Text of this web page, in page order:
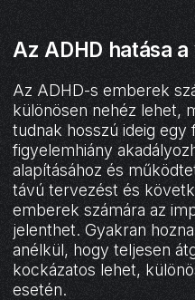
Az ADHD hatása
Az ADHD-s emberek
különösen nehéz lehet,
tudnak hosszú ideig egy
figyelemhiány
alapításához és
távú tervezést és
emberek számára az
jelenthet. Gyakran
anélkül, hogy teljesen
kockázatos lehet,
esetén.